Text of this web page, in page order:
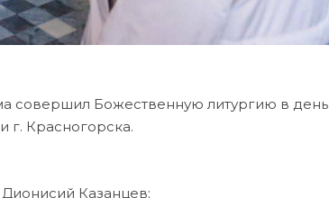
совершил Божественную литургию в день
г. Красногорска.
Казанцев;